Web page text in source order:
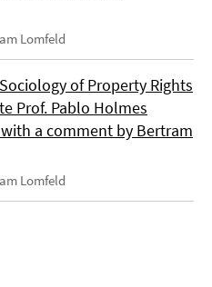
Lomfeld
of Property Rights
Prof. Pablo Holmes
a comment by Bertram
Lomfeld